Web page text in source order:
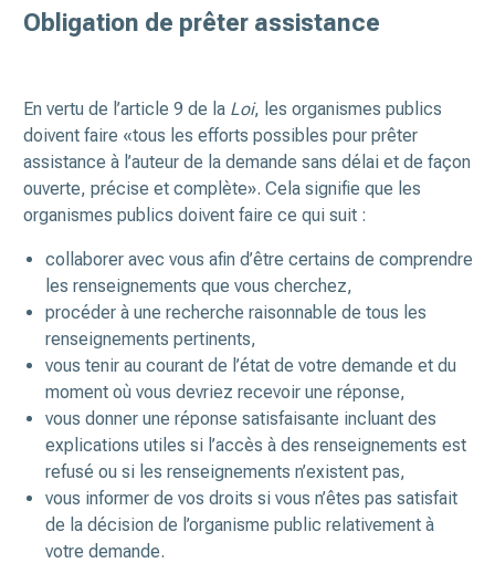
Obligation de prêter assistance
En vertu de l’article 9 de la Loi, les organismes publics
doivent faire «tous les efforts possibles pour prêter
assistance à l’auteur de la demande sans délai et de façon
ouverte, précise et complète». Cela signifie que les
organismes publics doivent faire ce qui suit :
collaborer avec vous afin d’être certains de comprendre
les renseignements que vous cherchez,
procéder à une recherche raisonnable de tous les
renseignements pertinents,
vous tenir au courant de l’état de votre demande et du
moment où vous devriez recevoir une réponse,
vous donner une réponse satisfaisante incluant des
explications utiles si l’accès à des renseignements est
refusé ou si les renseignements n’existent pas,
vous informer de vos droits si vous n’êtes pas satisfait
de la décision de l’organisme public relativement à
votre demande.